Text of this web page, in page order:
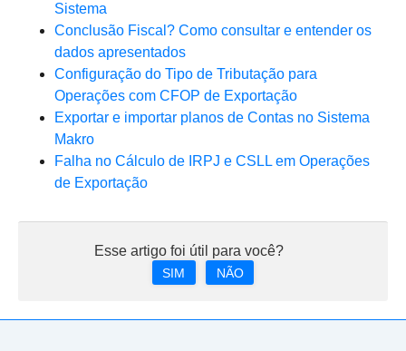
Sistema
Conclusão Fiscal? Como consultar e entender os
dados apresentados
Configuração do Tipo de Tributação para
Operações com CFOP de Exportação
Exportar e importar planos de Contas no Sistema
Makro
Falha no Cálculo de IRPJ e CSLL em Operações
de Exportação
Esse artigo foi útil para você?
SIM NÃO